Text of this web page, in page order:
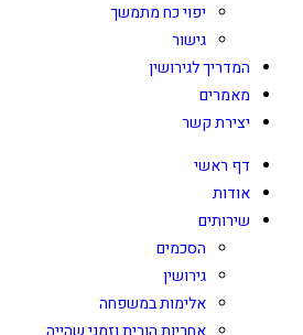
יפוי כח מתמשך
גישור
המדריך לגירושין
מאמרים
יצירת קשר
דף ראשי
אודות
שירותים
הסכמים
גירושין
אלימות במשפחה